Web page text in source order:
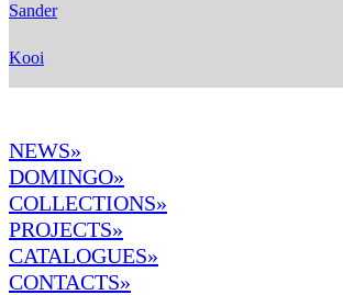
Sander
Kooi
NEWS»
DOMINGO»
COLLECTIONS»
PROJECTS»
CATALOGUES»
CONTACTS»